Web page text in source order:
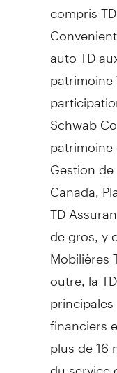
compris
auto TD
patrimoine
Schwab
Gestion de
Canada ,
TD
de gros, y
Mobilières
outre, la
financiers
plus de 16
du service